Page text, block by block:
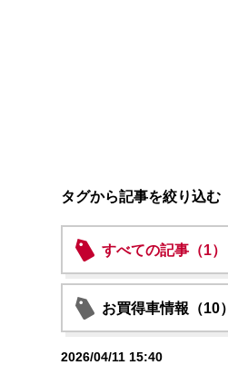
タグから記事を絞り込む
すべての記事（1）
お買得車情報（10）
2026/04/11 15:40